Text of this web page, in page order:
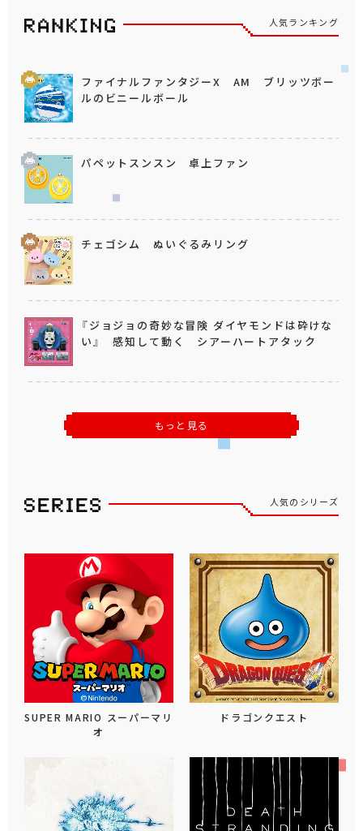
人気ランキング
ファイナルファンタジーX AM ブリッツボー
ルのビニールボール
パペットスンスン 卓上ファン
チェゴシム ぬいぐるみリング
『ジョジョの奇妙な冒険 ダイヤモンドは砕けな
い』 感知して動く シアーハートアタック
もっと見る
人気のシリーズ
SUPER MARIO スーパーマリ
オ
ドラゴンクエスト